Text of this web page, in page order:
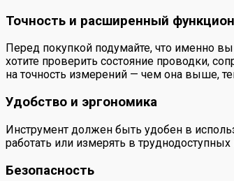
Точность и расширенный
Перед покупкой подумайте, что именно
хотите проверить состояние проводки,
на точность измерений — чем она выше,
Удобство и эргономика
Инструмент должен быть удобен в
работать или измерять в
Безопасность